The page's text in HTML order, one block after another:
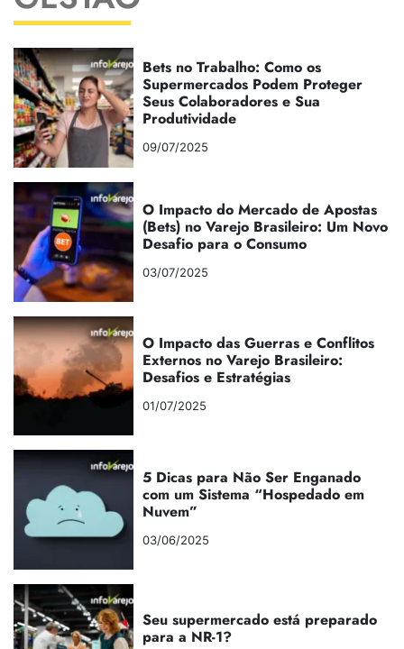
Bets no Trabalho: Como os
Supermercados Podem Proteger
Seus Colaboradores e Sua
Produtividade
09/07/2025
O Impacto do Mercado de Apostas
(Bets) no Varejo Brasileiro: Um Novo
Desafio para o Consumo
03/07/2025
O Impacto das Guerras e Conflitos
Externos no Varejo Brasileiro:
Desafios e Estratégias
01/07/2025
5 Dicas para Não Ser Enganado
com um Sistema “Hospedado em
Nuvem”
03/06/2025
Seu supermercado está preparado
para a NR-1?